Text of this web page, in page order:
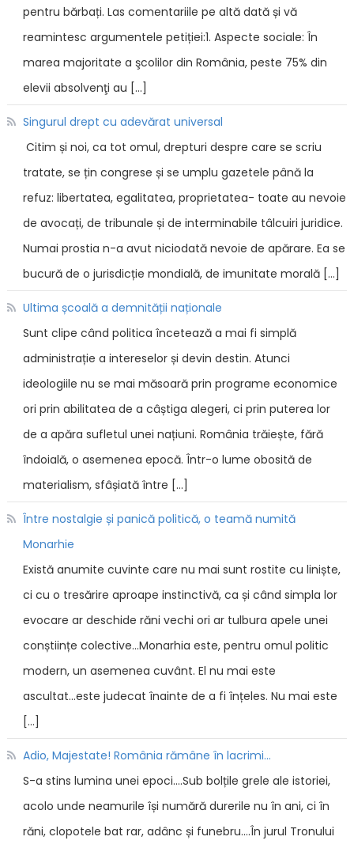
pentru bărbați. Las comentariile pe altă dată și vă
reamintesc argumentele petiției:1. Aspecte sociale: În
marea majoritate a şcolilor din România, peste 75% din
elevii absolvenţi au […]
Singurul drept cu adevărat universal
Citim și noi, ca tot omul, drepturi despre care se scriu
tratate, se țin congrese și se umplu gazetele până la
refuz: libertatea, egalitatea, proprietatea- toate au nevoie
de avocați, de tribunale și de interminabile tâlcuiri juridice.
Numai prostia n-a avut niciodată nevoie de apărare. Ea se
bucură de o jurisdicție mondială, de imunitate morală […]
Ultima școală a demnității naționale
Sunt clipe când politica încetează a mai fi simplă
administrație a intereselor și devin destin. Atunci
ideologiile nu se mai măsoară prin programe economice
ori prin abilitatea de a câștiga alegeri, ci prin puterea lor
de a apăra sufletul unei națiuni. România trăiește, fără
îndoială, o asemenea epocă. Într-o lume obosită de
materialism, sfâșiată între […]
Între nostalgie și panică politică, o teamă numită
Monarhie
Există anumite cuvinte care nu mai sunt rostite cu liniște,
ci cu o tresărire aproape instinctivă, ca și când simpla lor
evocare ar deschide răni vechi ori ar tulbura apele unei
conștiințe colective...Monarhia este, pentru omul politic
modern, un asemenea cuvânt. El nu mai este
ascultat...este judecat înainte de a fi înțeles. Nu mai este
[…]
Adio, Majestate! România rămâne în lacrimi...
S-a stins lumina unei epoci....Sub bolțile grele ale istoriei,
acolo unde neamurile își numără durerile nu în ani, ci în
răni, clopotele bat rar, adânc și funebru....În jurul Tronului